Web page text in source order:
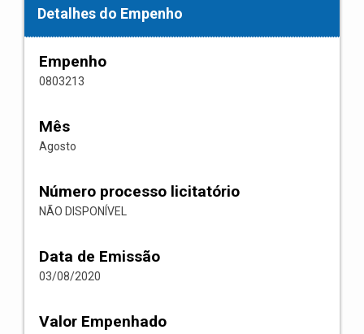
Detalhes do Empenho
Empenho
0803213
Mês
Agosto
Número processo licitatório
NÃO DISPONÍVEL
Data de Emissão
03/08/2020
Valor Empenhado